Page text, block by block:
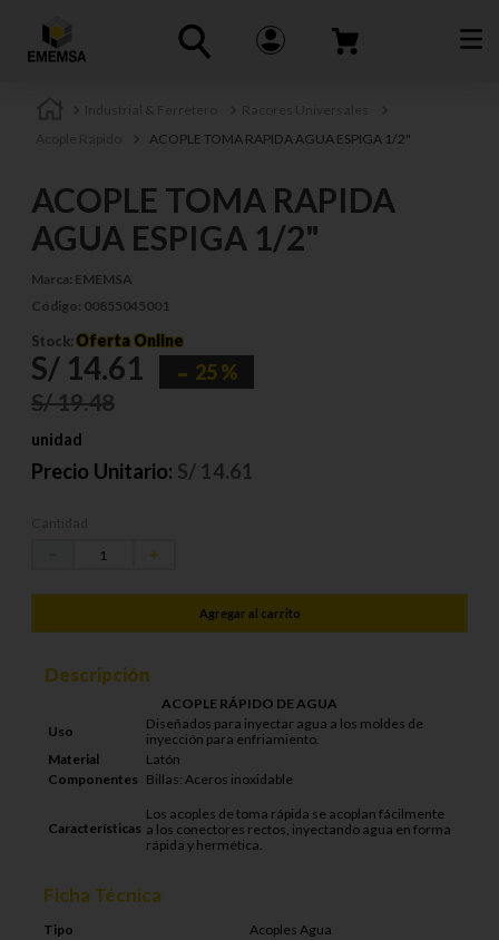
ACOPLE TOMA RAPIDA AGUA ESPIGA 1/2"
ACOPLE TOMA RAPIDA
AGUA ESPIGA 1/2"
Marca: EMEMSA
Código: 00855045001
Stock: Oferta Online
S/ 14.61 25 %
S/19.48
unidad
Precio Unitario: S/ 14.61
＋
Agregar al carrito
Descripción
ACOPLE RÁPIDO DE AGUA
Uso
Diseñados para inyectar agua a los moldes de
inyección para enfriamiento.
Material
Latón
Componentes Billas: Aceros inoxidable
Características
Los acoples de toma rápida se acoplan fácilmente
a los conectores rectos, inyectando agua en forma
rápida y hermética.
Ficha Técnica
Tipo Acoples Agua